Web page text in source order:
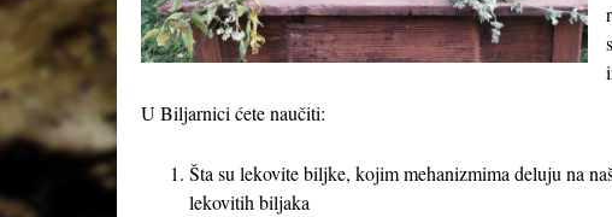
U Biljarnici ćete naučiti:
Šta su lekovite biljke, kojim mehanizmima deluju na
lekovitih biljaka